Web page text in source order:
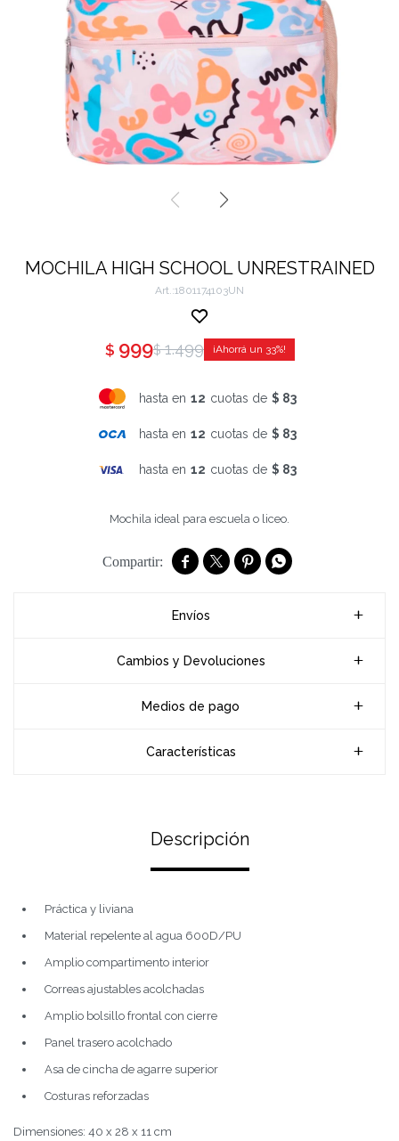
MOCHILA HIGH SCHOOL UNRESTRAINED
1801174103UN
$ 999$ 1.499 33
hasta en 12 cuotas de $ 83
hasta en 12 cuotas de $ 83
hasta en 12 cuotas de $ 83
Mochila ideal para escuela o liceo.
   
Envíos
Cambios y Devoluciones
Medios de pago
Características
Descripción
Práctica y liviana
Material repelente al agua 600D/PU
Amplio compartimento interior
Correas ajustables acolchadas
Amplio bolsillo frontal con cierre
Panel trasero acolchado
Asa de cincha de agarre superior
Costuras reforzadas
Dimensiones: 40 x 28 x 11 cm